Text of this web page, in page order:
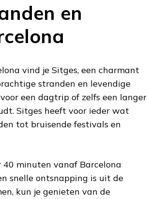
en
vind je Sitges, een charmant
stranden en levendige
een dagtrip of zelfs een langer
Sitges heeft voor ieder wat
tot bruisende festivals en
minuten vanaf Barcelona
snelle ontsnapping is uit de
kun je genieten van de